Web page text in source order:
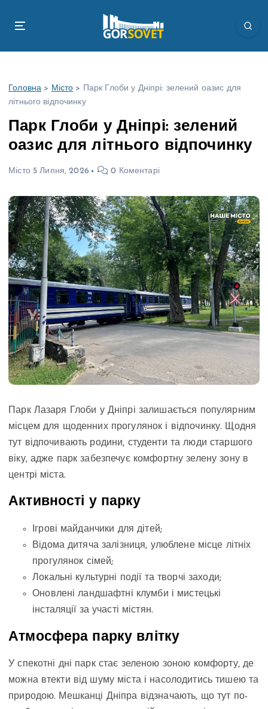
Головна > Місто >
Парк Глоби у Дніпрі: зелений оазис для
літнього відпочинку
Парк Глоби у Дніпрі: зелений
оазис для літнього відпочинку
Місто 5 Липня, 2026 0 Коментарі
Парк Лазаря Глоби у Дніпрі залишається популярним
місцем для щоденних прогулянок і відпочинку. Щодня
тут відпочивають родини, студенти та люди старшого
віку, адже парк забезпечує комфортну зелену зону в
центрі міста.
Активності у парку
Ігрові майданчики для дітей;
Відома дитяча залізниця, улюблене місце літніх
прогулянок сімей;
Локальні культурні події та творчі заходи;
Оновлені ландшафтні клумби і мистецькі
інсталяції за участі містян.
Атмосфера парку влітку
У спекотні дні парк стає зеленою зоною комфорту, де
можна втекти від шуму міста і насолодитись тишею та
природою. Мешканці Дніпра відзначають, що тут по-